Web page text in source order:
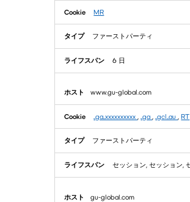
MR
ファーストパーティ
6 日
www.gu-global.com
_ga_xxxxxxxxxx,_ga,_gcl_au,RT
ファーストパーティ
セッション, セッション,
gu-global.com